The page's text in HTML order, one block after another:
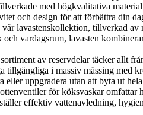
med högkvalitativa
och design för att förbättra din
lavastenskollektion, tillverkad
vardagsrum, lavasten
av reservdelar täcker allt
tillgängliga i massiv mässing
uppgradera utan att byta ut
för köksvaskar omfattar
effektiv vattenavledning,